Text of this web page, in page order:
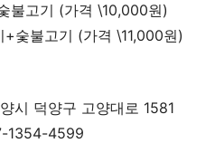
고기 (가격 \10,000원)
불고기 (가격 \11,000원)
시 덕양구 고양대로 1581
1354-4599